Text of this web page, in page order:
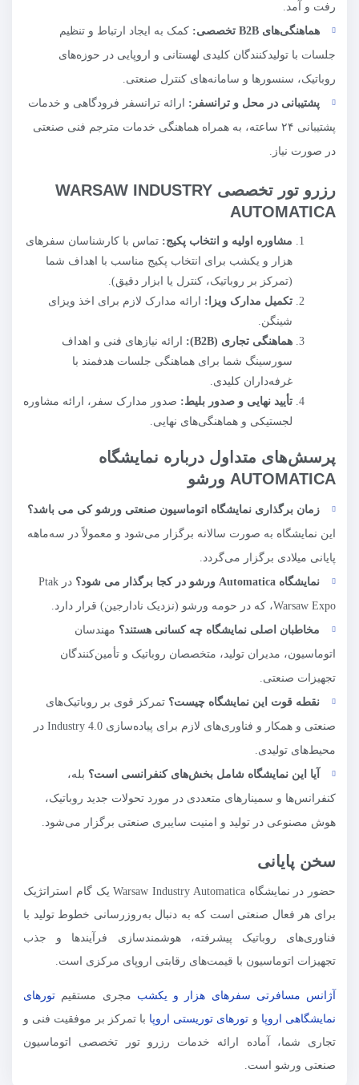
رفت و آمد.
هماهنگی‌های B2B تخصصی: کمک به ایجاد ارتباط و تنظیم
جلسات با تولیدکنندگان کلیدی لهستانی و اروپایی در حوزه‌های
روباتیک، سنسورها و سامانه‌های کنترل صنعتی.
پشتیبانی در محل و ترانسفر: ارائه ترانسفر فرودگاهی و خدمات
پشتیبانی ۲۴ ساعته، به همراه هماهنگی خدمات مترجم فنی صنعتی
در صورت نیاز.
رزرو تور تخصصی WARSAW INDUSTRY
AUTOMATICA
مشاوره اولیه و انتخاب پکیج: تماس با کارشناسان سفرهای
هزار و یکشب برای انتخاب پکیج مناسب با اهداف شما
(تمرکز بر روباتیک، کنترل یا ابزار دقیق).
تکمیل مدارک ویزا: ارائه مدارک لازم برای اخذ ویزای
شینگن.
هماهنگی تجاری (B2B
): ارائه نیازهای فنی و اهداف
سورسینگ شما برای هماهنگی جلسات هدفمند با
غرفه‌داران کلیدی.
تأیید نهایی و صدور بلیط: صدور مدارک سفر، ارائه مشاوره
لجستیکی و هماهنگی‌های نهایی.
پرسش‌های متداول درباره نمایشگاه
AUTOMATICA ورشو
زمان برگذاری نمایشگاه اتوماسیون صنعتی ورشو کی می باشد؟
این نمایشگاه به صورت سالانه برگزار می‌شود و معمولاً در سه‌ماهه
پایانی میلادی برگزار می‌گردد.
نمایشگاه Automatica ورشو در کجا برگذار می شود؟
در Ptak
Warsaw Expo، که در حومه ورشو (نزدیک نادارجین) قرار دارد.
مخاطبان اصلی نمایشگاه چه کسانی هستند؟ مهندسان
اتوماسیون، مدیران تولید، متخصصان روباتیک و تأمین‌کنندگان
تجهیزات صنعتی.
نقطه قوت این نمایشگاه چیست؟ تمرکز قوی بر روباتیک‌های
صنعتی و همکار و فناوری‌های لازم برای پیاده‌سازی Industry 4.0 در
محیط‌های تولیدی.
آیا این نمایشگاه شامل بخش‌های کنفرانسی است؟ بله،
کنفرانس‌ها و سمینارهای متعددی در مورد تحولات جدید روباتیک،
هوش مصنوعی در تولید و امنیت سایبری صنعتی برگزار می‌شود.
سخن پایانی
حضور در نمایشگاه Warsaw Industry Automatica یک گام استراتژیک
برای هر فعال صنعتی است که به دنبال به‌روزرسانی خطوط تولید با
فناوری‌های روباتیک پیشرفته، هوشمندسازی فرآیندها و جذب
تجهیزات اتوماسیون با قیمت‌های رقابتی اروپای مرکزی است.
آژانس مسافرتی سفرهای هزار و یکشب مجری مستقیم تورهای
نمایشگاهی اروپا و تورهای توریستی اروپا با تمرکز بر موفقیت فنی و
تجاری شما، آماده ارائه خدمات رزرو تور تخصصی اتوماسیون
صنعتی ورشو است.